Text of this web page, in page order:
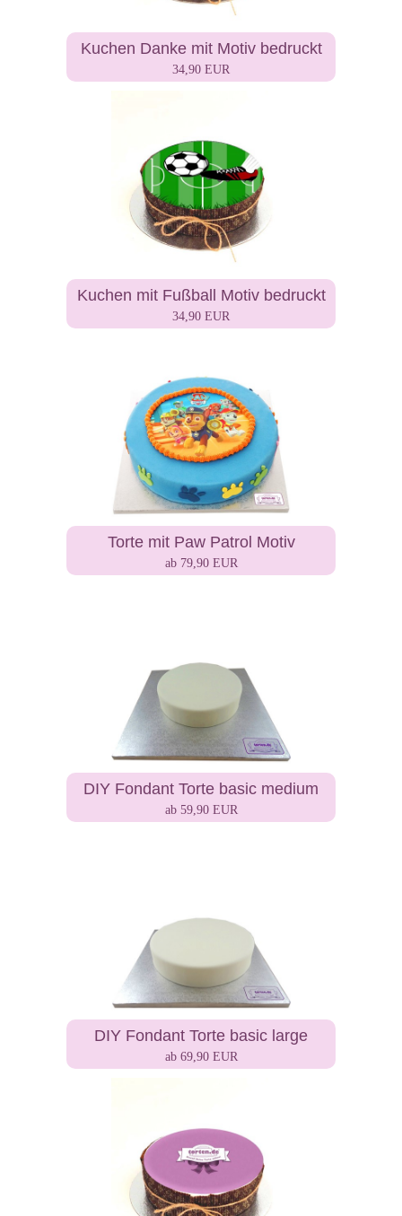
Kuchen Danke mit Motiv bedruckt
34,90 EUR
Kuchen mit Fußball Motiv bedruckt
34,90 EUR
Torte mit Paw Patrol Motiv
ab 79,90 EUR
DIY Fondant Torte basic medium
ab 59,90 EUR
DIY Fondant Torte basic large
ab 69,90 EUR